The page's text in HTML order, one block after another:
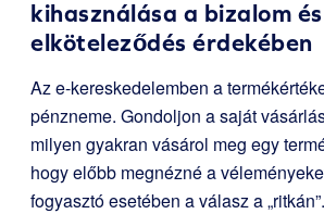
kihasználása a bizalom
elköteleződés érdekében
Az e-kereskedelemben a
pénzneme. Gondoljon a saját
milyen gyakran vásárol meg egy
hogy előbb megnézné a
fogyasztó esetében a válasz a